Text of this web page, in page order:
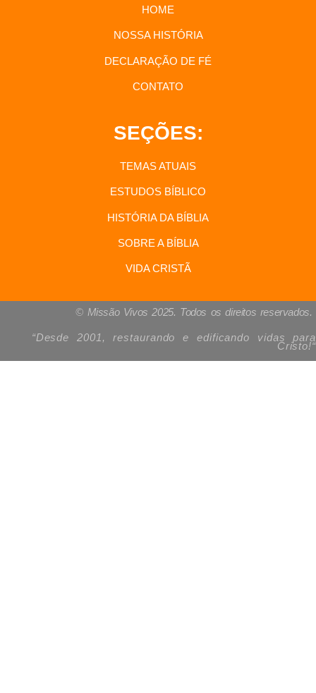
HOME
NOSSA HISTÓRIA
DECLARAÇÃO DE FÉ
CONTATO
SEÇÕES:
TEMAS ATUAIS
ESTUDOS BÍBLICO
HISTÓRIA DA BÍBLIA
SOBRE A BÍBLIA
VIDA CRISTÃ
© Missão Vivos 2025. Todos os direitos reservados.
“Desde 2001, restaurando e edificando vidas para
Cristo!“